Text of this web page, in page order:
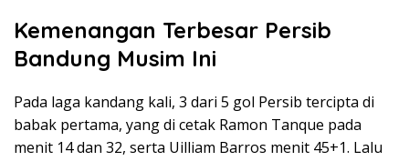
Kemenangan Terbesar Persib
Bandung Musim Ini
Pada laga kandang kali, 3 dari 5 gol Persib tercipta di
babak pertama, yang di cetak Ramon Tanque pada
menit 14 dan 32, serta Uilliam Barros menit 45+1. Lalu